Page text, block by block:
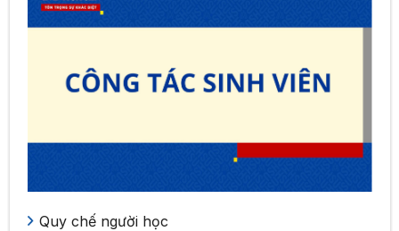
Quy chế người học